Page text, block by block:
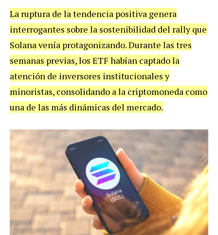
La ruptura de la tendencia positiva genera
interrogantes sobre la sostenibilidad del rally que
Solana venía protagonizando. Durante las tres
semanas previas, los ETF habían captado la
atención de inversores institucionales y
minoristas, consolidando a la criptomoneda como
una de las más dinámicas del mercado.